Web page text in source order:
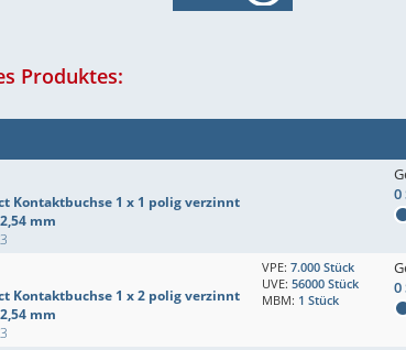
Produktes:
Kontaktbuchse 1 x 1 polig verzinnt
mm
0
Kontaktbuchse 1 x 2 polig verzinnt
mm
VPE: 7.000 Stück
UVE: 56000 Stück
MBM: 1 Stück
0